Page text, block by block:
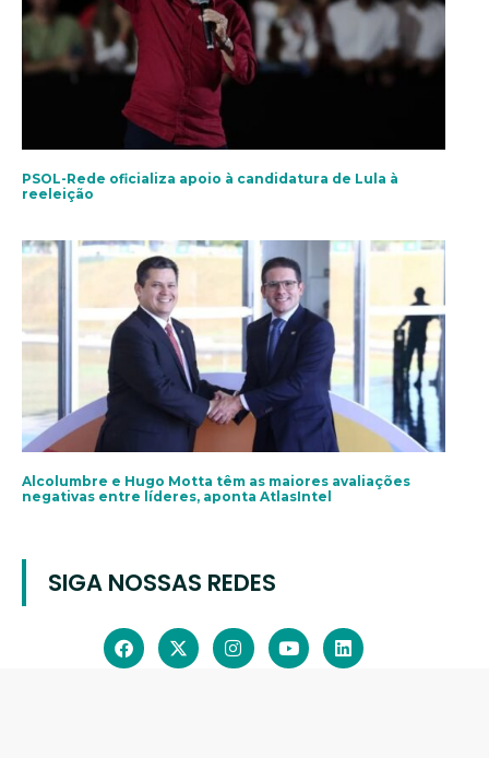
PSOL-Rede oficializa apoio à candidatura de Lula à
reeleição
Alcolumbre e Hugo Motta têm as maiores avaliações
negativas entre líderes, aponta AtlasIntel
SIGA NOSSAS REDES